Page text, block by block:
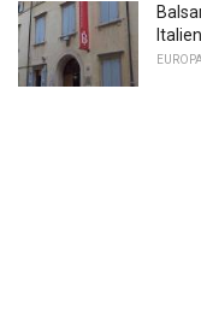
Italien